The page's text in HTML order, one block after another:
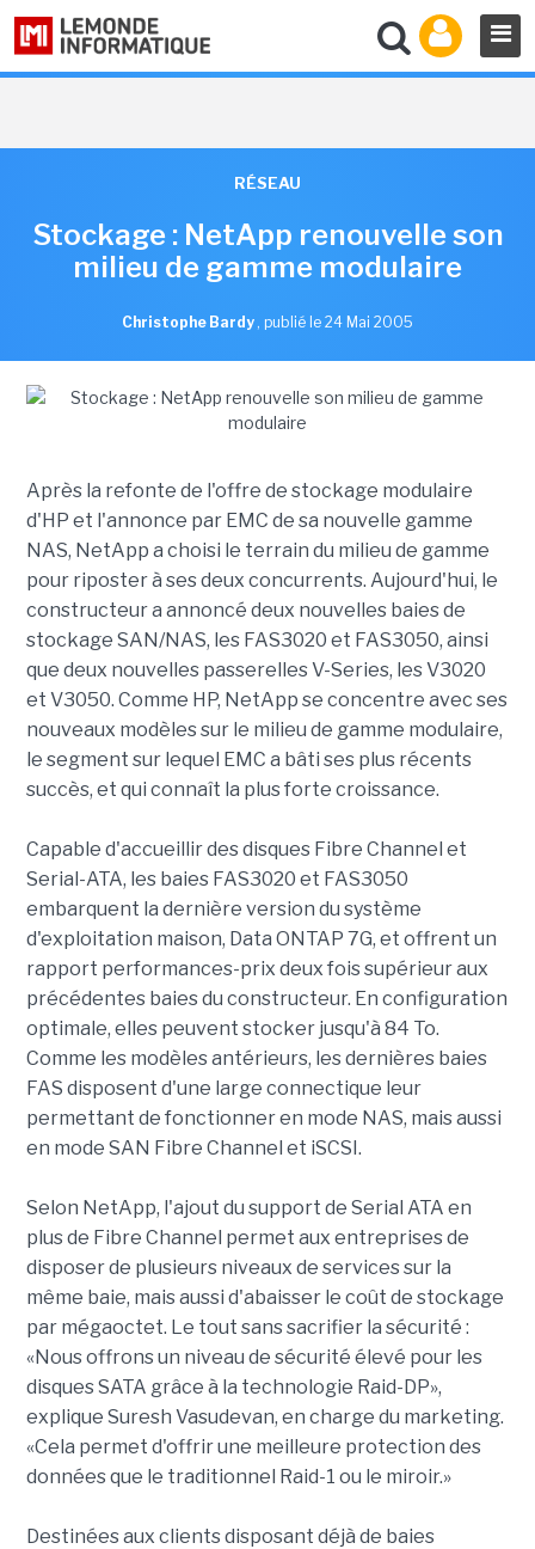
RÉSEAU
Stockage : NetApp renouvelle son
milieu de gamme modulaire
Christophe Bardy , publié le 24 Mai 2005
Après la refonte de l'offre de stockage modulaire
d'HP et l'annonce par EMC de sa nouvelle gamme
NAS, NetApp a choisi le terrain du milieu de gamme
pour riposter à ses deux concurrents. Aujourd'hui, le
constructeur a annoncé deux nouvelles baies de
stockage SAN/NAS, les FAS3020 et FAS3050, ainsi
que deux nouvelles passerelles V-Series, les V3020
et V3050. Comme HP, NetApp se concentre avec ses
nouveaux modèles sur le milieu de gamme modulaire,
le segment sur lequel EMC a bâti ses plus récents
succès, et qui connaît la plus forte croissance.
Capable d'accueillir des disques Fibre Channel et
Serial-ATA, les baies FAS3020 et FAS3050
embarquent la dernière version du système
d'exploitation maison, Data ONTAP 7G, et offrent un
rapport performances-prix deux fois supérieur aux
précédentes baies du constructeur. En configuration
optimale, elles peuvent stocker jusqu'à 84 To.
Comme les modèles antérieurs, les dernières baies
FAS disposent d'une large connectique leur
permettant de fonctionner en mode NAS, mais aussi
en mode SAN Fibre Channel et iSCSI.
Selon NetApp, l'ajout du support de Serial ATA en
plus de Fibre Channel permet aux entreprises de
disposer de plusieurs niveaux de services sur la
même baie, mais aussi d'abaisser le coût de stockage
par mégaoctet. Le tout sans sacrifier la sécurité :
«Nous offrons un niveau de sécurité élevé pour les
disques SATA grâce à la technologie Raid-DP»,
explique Suresh Vasudevan, en charge du marketing.
«Cela permet d'offrir une meilleure protection des
données que le traditionnel Raid-1 ou le miroir.»
Destinées aux clients disposant déjà de baies